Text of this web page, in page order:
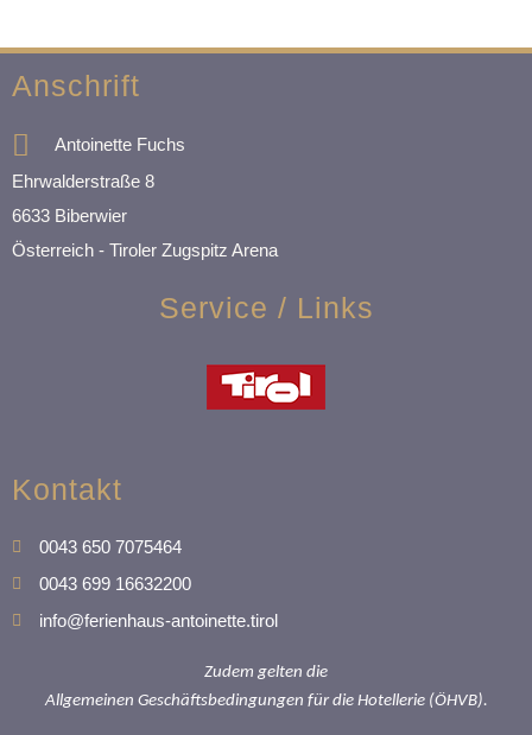
Anschrift
Antoinette Fuchs
Ehrwalderstraße 8
6633 Biberwier
Österreich - Tiroler Zugspitz Arena
Service / Links
Kontakt
0043 650 7075464
0043 699 16632200
info@ferienhaus-antoinette.tirol
Zudem gelten die
Allgemeinen Geschäftsbedingungen für die Hotellerie (ÖHVB).